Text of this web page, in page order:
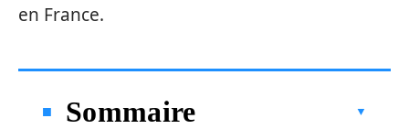
en France.
Sommaire